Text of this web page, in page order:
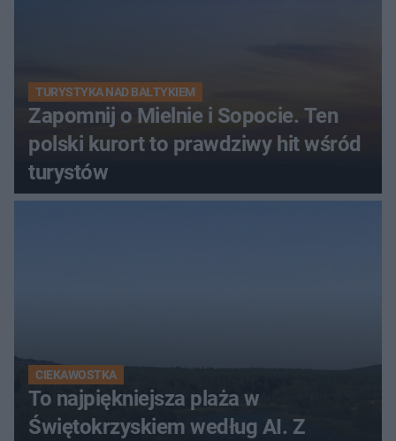
TURYSTYKA NAD BAŁTYKIEM
Zapomnij o Mielnie i Sopocie. Ten
polski kurort to prawdziwy hit wśród
turystów
CIEKAWOSTKA
To najpiękniejsza plaża w
Świętokrzyskiem według AI. Z